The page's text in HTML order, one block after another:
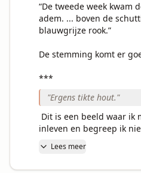
“De tweede week kwam
adem. ... boven de
blauwgrijze rook.”
De stemming komt er
***
"Ergens tikte hout."
inleven en begreep ik
Lees meer